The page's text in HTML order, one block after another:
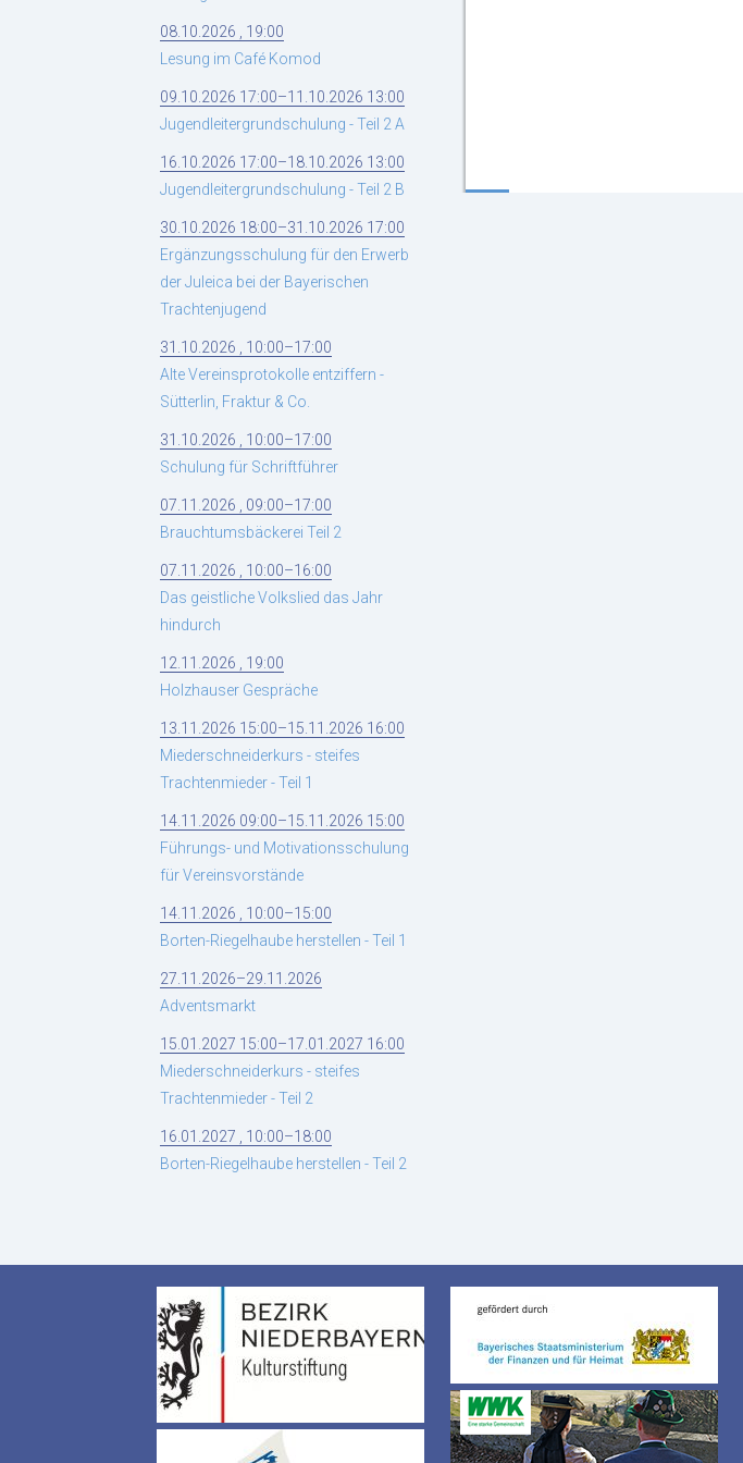
08.10.2026 , 19:00
Lesung im Café Komod
09.10.2026 17:00–11.10.2026 13:00
Jugendleitergrundschulung - Teil 2 A
16.10.2026 17:00–18.10.2026 13:00
Jugendleitergrundschulung - Teil 2 B
30.10.2026 18:00–31.10.2026 17:00
Ergänzungsschulung für den Erwerb
der Juleica bei der Bayerischen
Trachtenjugend
31.10.2026 , 10:00–17:00
Alte Vereinsprotokolle entziffern -
Sütterlin, Fraktur & Co.
31.10.2026 , 10:00–17:00
Schulung für Schriftführer
07.11.2026 , 09:00–17:00
Brauchtumsbäckerei Teil 2
07.11.2026 , 10:00–16:00
Das geistliche Volkslied das Jahr
hindurch
12.11.2026 , 19:00
Holzhauser Gespräche
13.11.2026 15:00–15.11.2026 16:00
Miederschneiderkurs - steifes
Trachtenmieder - Teil 1
14.11.2026 09:00–15.11.2026 15:00
Führungs- und Motivationsschulung
für Vereinsvorstände
14.11.2026 , 10:00–15:00
Borten-Riegelhaube herstellen - Teil 1
27.11.2026–29.11.2026
Adventsmarkt
15.01.2027 15:00–17.01.2027 16:00
Miederschneiderkurs - steifes
Trachtenmieder - Teil 2
16.01.2027 , 10:00–18:00
Borten-Riegelhaube herstellen - Teil 2